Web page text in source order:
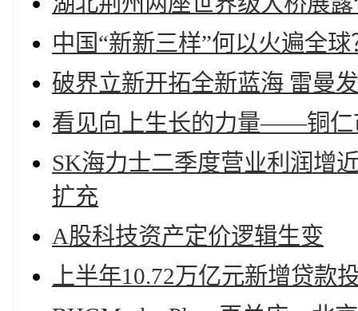
中国“新新三样”何以火遍全球
破界立新开拓全新蓝海 雷曼
看见向上生长的力量——铜仁
SK海力士二季度营业利润增
扩充
A股科技资产定价逻辑生变
上半年10.72万亿元新增贷款